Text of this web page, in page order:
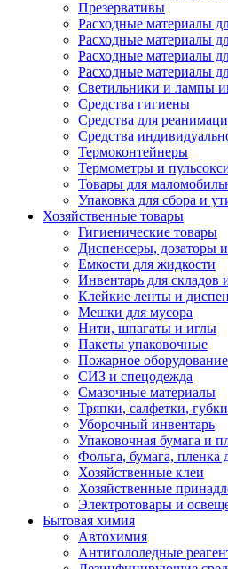
Презервативы
Расходные материалы
Расходные материалы
Расходные материалы
Расходные материалы
Светильники и лампы
Средства гигиены
Средства для
Средства
Термоконтейнеры
Термометры и
Товары для
Упаковка для сбора и
Хозяйственные товары
Гигиенические товары
Диспенсеры, дозаторы
Емкости для жидкости
Инвентарь для складов
Клейкие ленты и
Мешки для мусора
Нити, шпагаты и иглы
Пакеты упаковочные
Пожарное оборудование
СИЗ и спецодежда
Смазочные материалы
Тряпки, салфетки, губки
Уборочный инвентарь
Упаковочная бумага и
Фольга, бумага,
Хозяйственные клеи
Хозяйственные
Электротовары и
Бытовая химия
Автохимия
Антигололедные